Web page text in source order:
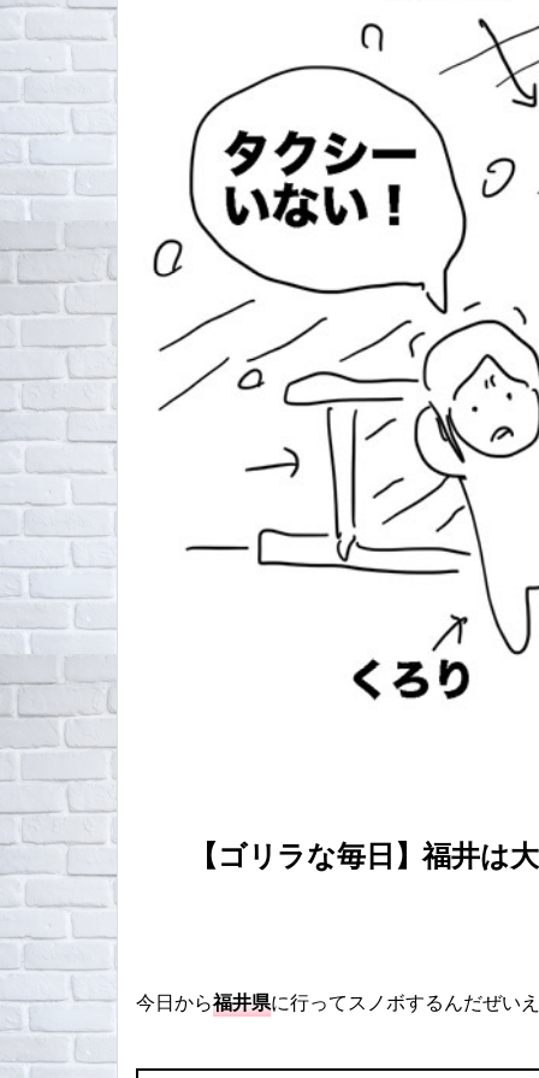
【ゴリラな毎日】福井
今日から福井県に行ってスノボするんだぜい